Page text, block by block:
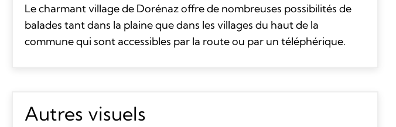
Le charmant village de Dorénaz offre de nombreuses possibilités de
balades tant dans la plaine que dans les villages du haut de la
commune qui sont accessibles par la route ou par un téléphérique.
Autres visuels